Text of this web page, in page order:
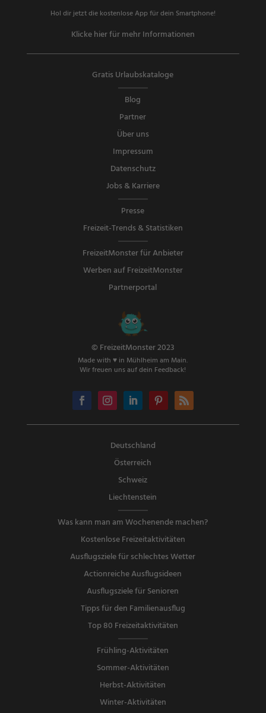
Hol dir jetzt die kostenlose App für dein Smartphone!
Klicke hier für mehr Informationen
Gratis Urlaubskataloge
Blog
Partner
Über uns
Impressum
Datenschutz
Jobs & Karriere
Presse
Freizeit-Trends & Statistiken
FreizeitMonster für Anbieter
Werben auf FreizeitMonster
Partnerportal
© FreizeitMonster 2023
Made with ♥ in Mühlheim am Main.
Wir freuen uns auf dein Feedback!
Deutschland
Österreich
Schweiz
Liechtenstein
Was kann man am Wochenende machen?
Kostenlose Freizeitaktivitäten
Ausflugsziele für schlechtes Wetter
Actionreiche Ausflugsideen
Ausflugsziele für Senioren
Tipps für den Familienausflug
Top 80 Freizeitaktivitäten
Frühling-Aktivitäten
Sommer-Aktivitäten
Herbst-Aktivitäten
Winter-Aktivitäten